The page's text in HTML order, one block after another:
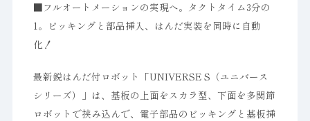
■フルオートメーションの実現へ。タクトタイム3分の
1。ピッキングと部品挿入、はんだ実装を同時に自動
化！
最新鋭はんだ付ロボット「UNIVERSE S（ユニバース
シリーズ）」は、基板の上面をスカラ型、下面を多関節
ロボットで挟み込んで、電子部品のピッキングと基板挿